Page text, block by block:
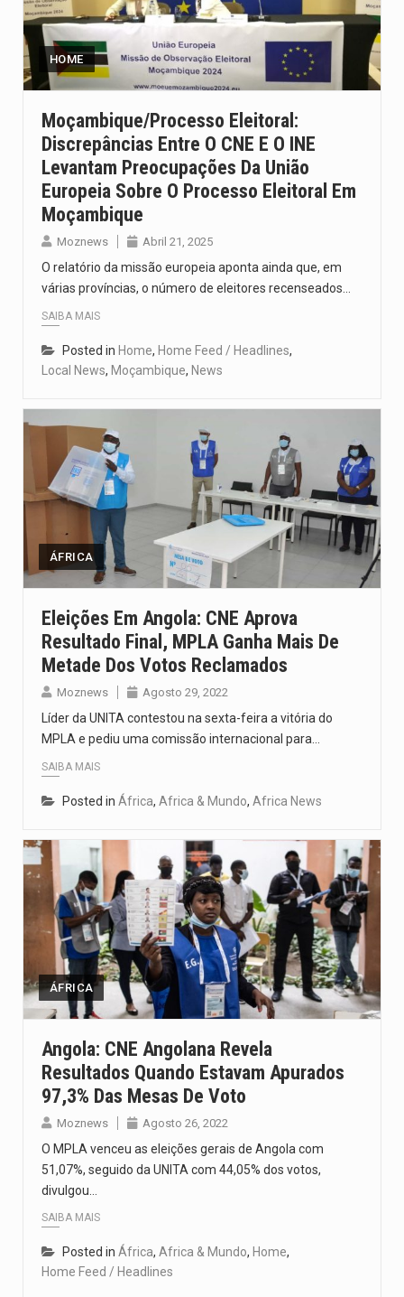
O pagamento marca o desfecho de um dos processos mais…
A final coloca frente a frente duas equipas que chegaram…
HOME
Moçambique/processo Eleitoral:
Discrepâncias Entre O CNE E O INE
Levantam Preocupações Da União
Europeia Sobre O Processo Eleitoral Em
Moçambique
Moznews Abril 21, 2025
O relatório da missão europeia aponta ainda que, em
várias províncias, o número de eleitores recenseados…
SAIBA MAIS
Posted in Home, Home Feed / Headlines,
Local News, Moçambique, News
ÁFRICA
Eleições Em Angola: CNE Aprova
Resultado Final, MPLA Ganha Mais De
Metade Dos Votos Reclamados
Moznews Agosto 29, 2022
Líder da UNITA contestou na sexta-feira a vitória do
MPLA e pediu uma comissão internacional para…
SAIBA MAIS
Posted in África, Africa & Mundo, Africa News
ÁFRICA
Angola: CNE Angolana Revela
Resultados Quando Estavam Apurados
97,3% Das Mesas De Voto
Moznews Agosto 26, 2022
O MPLA venceu as eleições gerais de Angola com
51,07%, seguido da UNITA com 44,05% dos votos,
divulgou…
SAIBA MAIS
Posted in África, Africa & Mundo, Home,
Home Feed / Headlines